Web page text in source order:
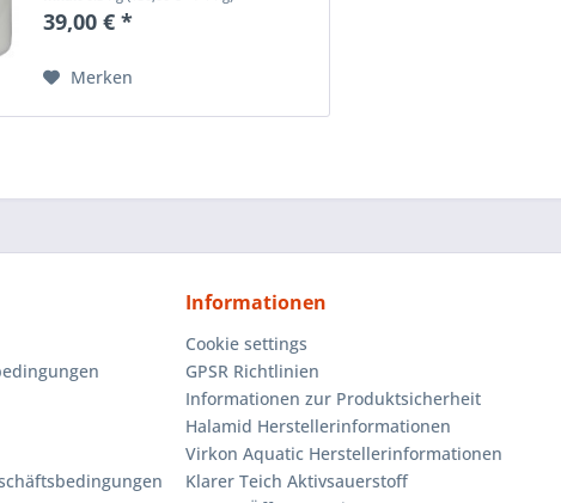
optimale Wasserbedingungen
und eine stabile Biologie in
Teichmanagement braucht...
39,00 € *
Merken
Informationen
Cookie settings
GPSR Richtlinien
Informationen zur Produktsicherheit
Halamid Herstellerinformationen
Virkon Aquatic Herstellerinformationen
Klarer Teich Aktivsauerstoff